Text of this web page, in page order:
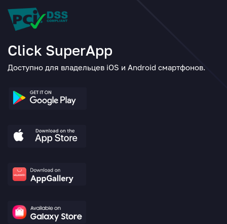
Click SuperApp
Доступно для владельцев iOS и Android смартфонов.